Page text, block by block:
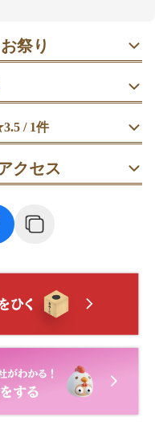
像」の順に回ると
祈願を添えるのも◎
。
祭り
前が比較的ゆった
必須。
は混みがち。
日早朝が狙い目。
に到着すると動きやす
門の前で一礼してか
殿のたたずまいを外
き、気になるところを
き、句碑を見つけたら
側へ戻る。
/ 1件
訪問日： 2025/05/29
の成功を祈る絵馬など
て、近くまで行けなか
クセス